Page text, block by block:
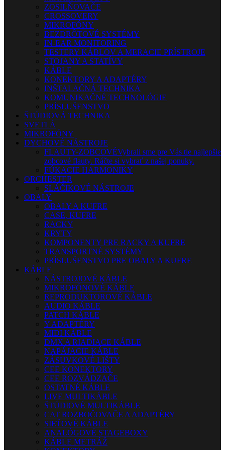
ZOSILŇOVAČE
CROSSOVERY
MIKROFÓNY
BEZDRÔTOVÉ SYSTÉMY
IN-EAR MONITORING
TESTERY KÁBLOV A MERACIE PRÍSTROJE
STOJANY A STATÍVY
KÁBLE
KONEKTORY A ADAPTÉRY
INŠTALAČNÁ TECHNIKA
KOMUNIKAČNÉ TECHNOLÓGIE
PRÍSLUŠENSTVO
ŠTÚDIOVÁ TECHNIKA
SVETLÁ
MIKROFÓNY
DYCHOVÉ NÁSTROJE
FLAUTY-ZOBCOVÉVybrali sme pre Vás tie najlepšie
zobcové flauty. Ráčte si vybrať z našej ponuky.
FÚKACIE HARMONIKY
ORCHESTER
SLÁČIKOVÉ NÁSTROJE
OBALY
OBALY A KUFRE
CASE, KUFRE
RACKY
KRYTY
KOMPONENTY PRE RACKY A KUFRE
TRANSPORTNÉ SYSTÉMY
PRÍSLUŠENSTVO PRE OBALY A KUFRE
KÁBLE
NÁSTROJOVÉ KÁBLE
MIKROFÓNOVÉ KÁBLE
REPRODUKTOROVÉ KÁBLE
AUDIO KÁBLE
PATCH KÁBLE
Y ADAPTÉRY
MIDI KÁBLE
DMX A RIADIACE KÁBLE
NAPÁJACIE KÁBLE
ZÁSUVKOVÉ LIŠTY
CEE KONEKTORY
CEE ROZVÁDZAČE
OSTATNÉ KÁBLE
LIVE MULTIKÁBLE
ŠTÚDIOVÉ MULTIKÁBLE
CAT ROZBOČOVAČE A ADAPTÉRY
SIEŤOVÉ KÁBLE
ANALÓGOVÉ STAGEBOXY
KÁBLE METRÁŽ